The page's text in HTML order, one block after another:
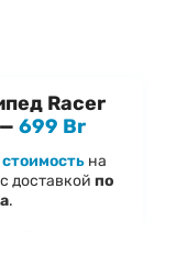
Racer
699 Br
на
доставкой по
.